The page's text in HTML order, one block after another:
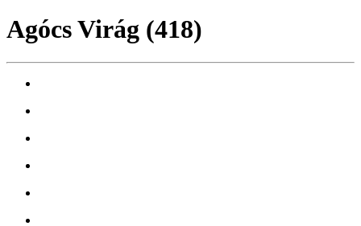
Agócs Virág (418)